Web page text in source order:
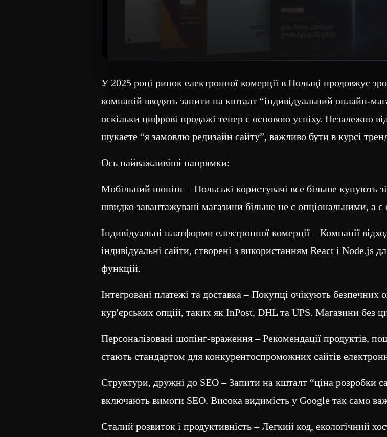
У 2025 році ринок електронної комерції в Польщі продовжує
компаній вводять запити на кшталт “індивідуальний онлайн-
оскільки цифрові продажі тепер є основою успіху. Незалежно
шукаєте “я замовлю редизайн сайту”, важливо бути в курсі
Ось найважливіші напрямки:
Мобільний шопінг – Польські користувачі все більше купують
швидко завантажувані магазини більше не є опціональними, а є
Індивідуальні платформи електронної комерції – Компанії
індивідуальні сайти, створені з використанням React і Node.js
функцій.
Інтегровані платежі та доставка – Покупці очікують
кур'єрських опцій, таких як InPost, DHL та UPS. Магазини без
Персоналізовані шопінг-враження – Рекомендації продуктів,
стають стандартом для конкурентоспроможних сайтів
Структури, дружні до SEO – Запити на кшталт “ціна розробки
включають вимоги SEO. Висока видимість у Google так само
Сталий розвиток і продуктивність – Легкий код, екологічний